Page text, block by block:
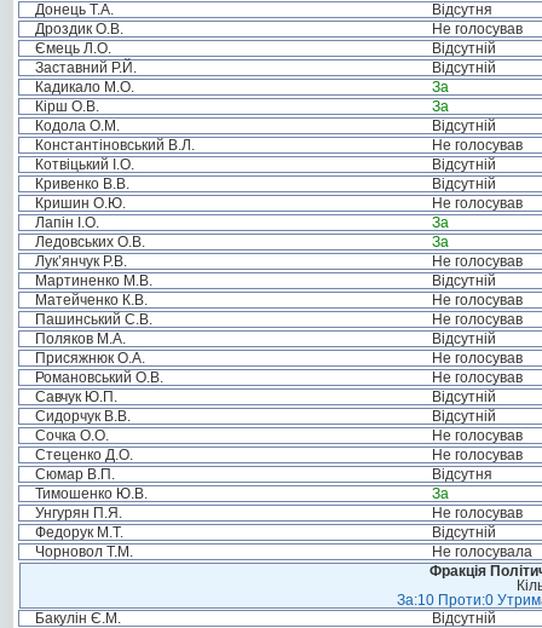
Донець Т.А.
Відсутня
Дроздик О.В.
Не голосував
Ємець Л.О.
Відсутній
Заставний Р.Й.
Відсутній
Кадикало М.О.
За
Кірш О.В.
За
Кодола О.М.
Відсутній
Константіновський В.Л.
Не голосував
Котвіцький І.О.
Відсутній
Кривенко В.В.
Відсутній
Кришин О.Ю.
Не голосував
Лапін І.О.
За
Ледовських О.В.
За
Лук’янчук Р.В.
Не голосував
Мартиненко М.В.
Відсутній
Матейченко К.В.
Не голосував
Пашинський С.В.
Не голосував
Поляков М.А.
Відсутній
Присяжнюк О.А.
Не голосував
Романовський О.В.
Не голосував
Савчук Ю.П.
Відсутній
Сидорчук В.В.
Відсутній
Сочка О.О.
Не голосував
Стеценко Д.О.
Не голосував
Сюмар В.П.
Відсутня
Тимошенко Ю.В.
За
Унгурян П.Я.
Не голосував
Федорук М.Т.
Відсутній
Чорновол Т.М.
Не голосувала
Фракція
За:10 Проти:0
Бакулін Є.М.
Відсутній